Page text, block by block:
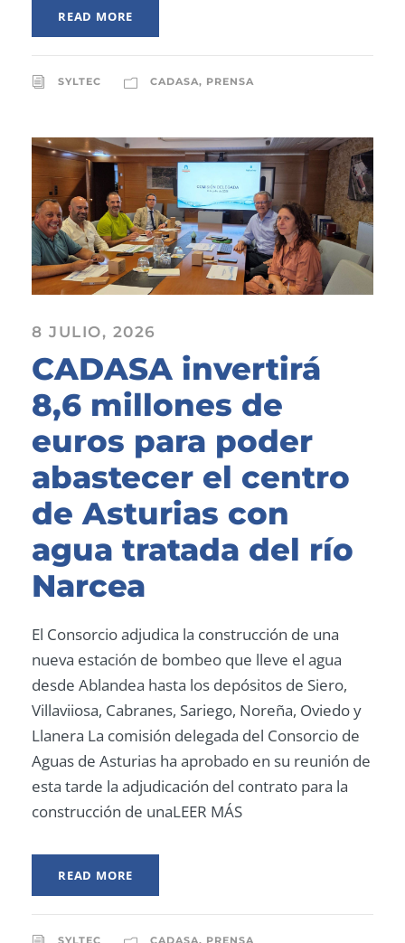
READ MORE
SYLTEC CADASA, PRENSA
8 JULIO, 2026
CADASA invertirá
8,6 millones de
euros para poder
abastecer el centro
de Asturias con
agua tratada del río
Narcea
El Consorcio adjudica la construcción de una
nueva estación de bombeo que lleve el agua
desde Ablandea hasta los depósitos de Siero,
Villaviiosa, Cabranes, Sariego, Noreña, Oviedo y
Llanera La comisión delegada del Consorcio de
Aguas de Asturias ha aprobado en su reunión de
esta tarde la adjudicación del contrato para la
construcción de unaLEER MÁS
READ MORE